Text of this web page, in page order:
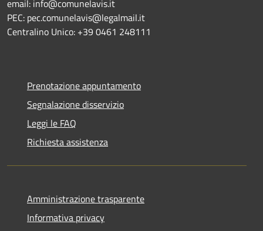
email: info@comunelavis.it
PEC: pec.comunelavis@legalmail.it
Centralino Unico: +39 0461 248111
Prenotazione appuntamento
Segnalazione disservizio
Leggi le FAQ
Richiesta assistenza
Amministrazione trasparente
Informativa privacy